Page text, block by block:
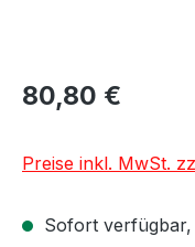
80,80 €
Preise inkl. MwSt.
Sofort